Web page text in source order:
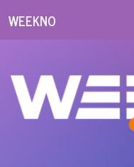
WEEKNO